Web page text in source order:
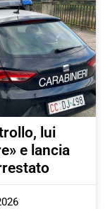
lui
e lancia